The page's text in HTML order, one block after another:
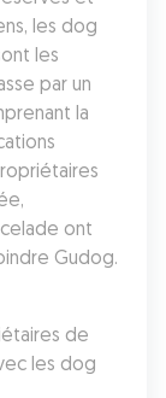
les dog
les
par un
la
ont
Gudog.
de
les dog